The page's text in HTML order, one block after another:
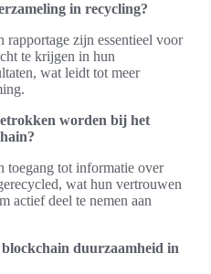
in recycling?
rapportage zijn essentieel voor
te krijgen in hun
wat leidt tot meer
worden bij het
toegang tot informatie over
wat hun vertrouwen
actief deel te nemen aan
duurzaamheid in